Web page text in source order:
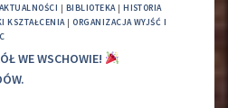
AKTUALNOŚCI | BIBLIOTEKA|HISTORIA
KSZTAŁCENIA|ORGANIZACJA WYJŚĆ I
WE WSCHOWIE!